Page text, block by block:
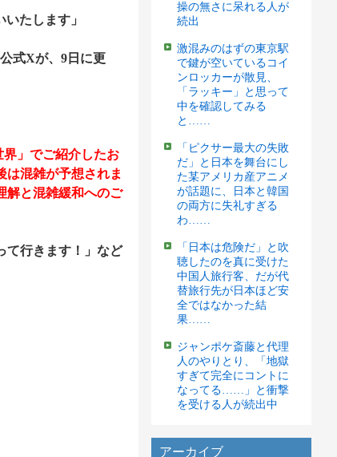
たします」
式Xが、9日に更
」でご紹介したお
は混雑が予想されま
解と混雑緩和へのご
行きます！」など
操の無さに呆れる人が
続出
激混みのはずの東京駅
で鍵が空いているコイ
ンロッカーが散見、
「ラッキー」と思って
中を確認してみる
と……
「ピクサー最大の失敗
だ」と日本を舞台にし
た某アメリカ産アニメ
が話題に、日本と韓国
の両方に失礼すぎる
わ……
「日本は危険だ」と吹
聴したのを真に受けた
中国人旅行客、だが代
替旅行先が日本ほど安
全ではなかった結
果……
ジャンポケ斎藤と代理
人のやりとり、「地獄
すぎて完全にコントに
なってる……」と衝撃
を受ける人が続出中
アーカイブ